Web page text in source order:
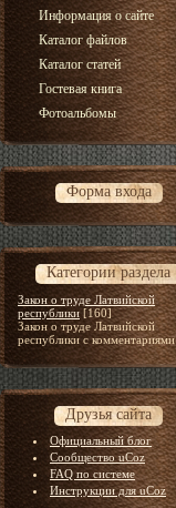
Информация о сайте
Каталог файлов
Каталог статей
Гостевая книга
Фотоальбомы
Форма входа
Категории раздела
Закон о труде Латвийской
республики [160]
Закон о труде Латвийской
республики с комментариями
Друзья сайта
Официальный блог
Сообщество uCoz
FAQ по системе
Инструкции для uCoz